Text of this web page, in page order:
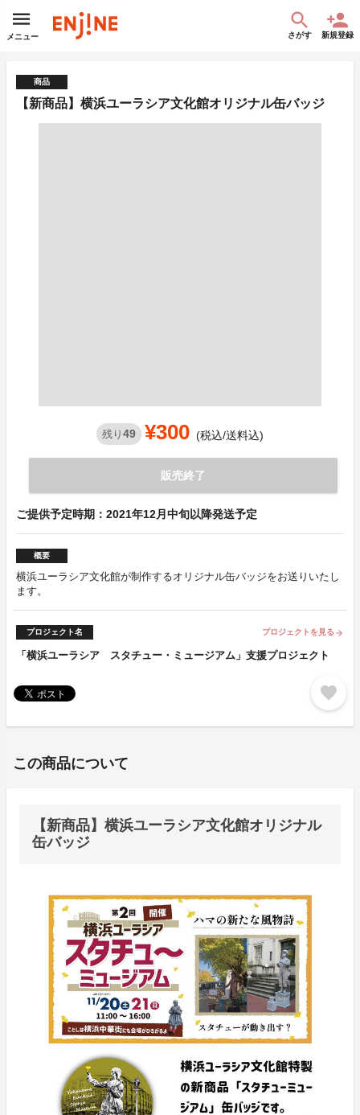
メニュー さがす 新規登録
商品
【新商品】横浜ユーラシア文化館オリジナル缶バッジ
残り 49 ¥300 (税込/送料込)
販売終了
ご提供予定時期：2021年12月中旬以降発送予定
概要
横浜ユーラシア文化館が制作するオリジナル缶バッジをお送りいたし
ます。
プロジェクト名 プロジェクトを見る arrow_forward
「横浜ユーラシア スタチュー・ミュージアム」支援プロジェクト
favorite
この商品について
【新商品】横浜ユーラシア文化館オリジナル
缶バッジ